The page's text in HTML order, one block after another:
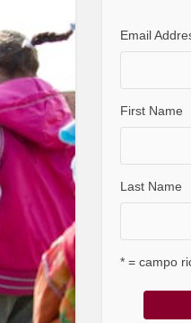
Email
First Name
Last Name
* = campo